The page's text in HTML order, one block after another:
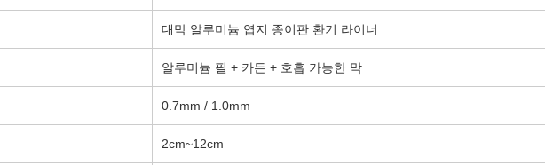
대막 알루미늄 엽지 종이판 환기 라이너
알루미늄 필 + 카든 + 호흡 가능한 막
0.7mm / 1.0mm
2cm~12cm